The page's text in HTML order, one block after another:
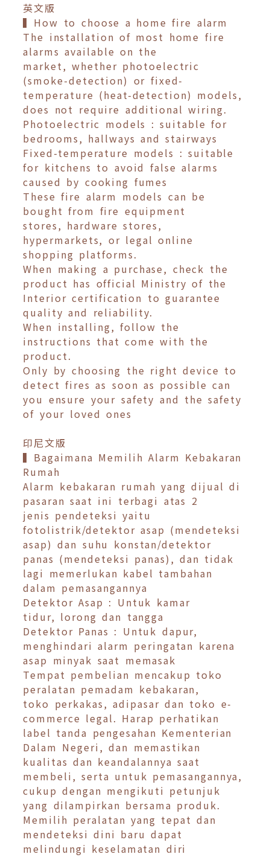
英文版
▍How to choose a home fire alarm
The installation of most home fire
alarms available on the
market, whether photoelectric
(smoke-detection) or fixed-
temperature (heat-detection) models,
does not require additional wiring.
Photoelectric models : suitable for
bedrooms, hallways and stairways
Fixed-temperature models : suitable
for kitchens to avoid false alarms
caused by cooking fumes
These fire alarm models can be
bought from fire equipment
stores, hardware stores,
hypermarkets, or legal online
shopping platforms.
When making a purchase, check the
product has official Ministry of the
Interior certification to guarantee
quality and reliability.
When installing, follow the
instructions that come with the
product.
Only by choosing the right device to
detect fires as soon as possible can
you ensure your safety and the safety
of your loved ones
印尼文版
▍Bagaimana Memilih Alarm Kebakaran
Rumah
Alarm kebakaran rumah yang dijual di
pasaran saat ini terbagi atas 2
jenis pendeteksi yaitu
fotolistrik/detektor asap (mendeteksi
asap) dan suhu konstan/detektor
panas (mendeteksi panas), dan tidak
lagi memerlukan kabel tambahan
dalam pemasangannya
Detektor Asap : Untuk kamar
tidur, lorong dan tangga
Detektor Panas : Untuk dapur,
menghindari alarm peringatan karena
asap minyak saat memasak
Tempat pembelian mencakup toko
peralatan pemadam kebakaran,
toko perkakas, adipasar dan toko e-
commerce legal. Harap perhatikan
label tanda pengesahan Kementerian
Dalam Negeri, dan memastikan
kualitas dan keandalannya saat
membeli, serta untuk pemasangannya,
cukup dengan mengikuti petunjuk
yang dilampirkan bersama produk.
Memilih peralatan yang tepat dan
mendeteksi dini baru dapat
melindungi keselamatan diri